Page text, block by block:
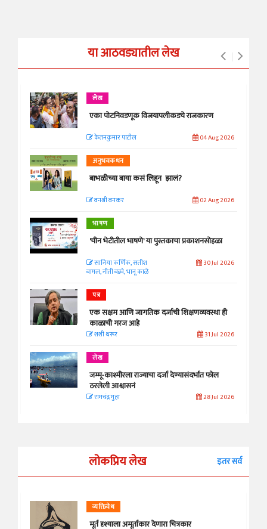
या आठवड्यातील लेख
लेख
एका पोटनिवडणूक विजयापलीकडचे राजकारण
केतनकुमार पाटील 04 Aug 2026
अनुभवकथन
बाभळीच्या बाया कसं लिहून झालं?
वनश्री वनकर 02 Aug 2026
भाषण
'चीन भेटीतील भाषणे' या पुस्तकाचा प्रकाशनसोहळा
सानिया कर्णिक, सतीश
बागल, नीती बडवे, भानू काळे
30 Jul 2026
पत्र
एक सक्षम आणि जागतिक दर्जाची शिक्षणव्यवस्था ही
काळाची गरज आहे
शशी थरूर 31 Jul 2026
लेख
जम्मू-काश्मीरला राज्याचा दर्जा देण्यासंदर्भात फोल
ठरलेली आश्वासनं
रामचंद्र गुहा 28 Jul 2026
लोकप्रिय लेख इतर सर्व
व्यक्तिवेध
मूर्त दृश्याला अमूर्ताकार देणारा चित्रकार